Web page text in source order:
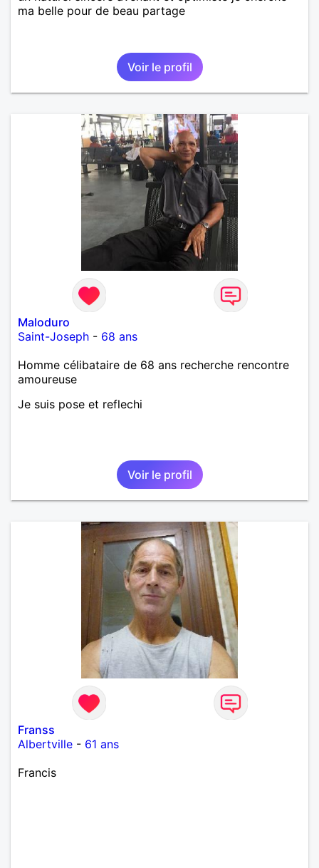
ma belle pour de beau partage
Voir le profil
Maloduro
Saint-Joseph - 68 ans
Homme célibataire de 68 ans recherche rencontre
amoureuse
Je suis pose et reflechi
Voir le profil
Franss
Albertville - 61 ans
Francis